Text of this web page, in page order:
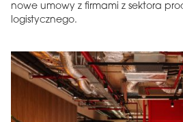
nowe umowy z firmami z sektora
logistycznego.